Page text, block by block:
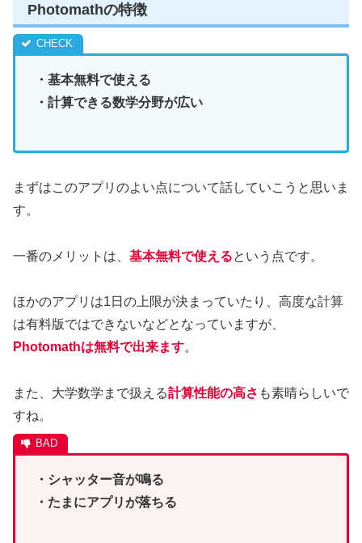
Photomathの特徴
・基本無料で使える
・計算できる数学分野が広い
まずはこのアプリのよい点について話していこうと思いま
す。
一番のメリットは、 基本無料で使えるという点です。
ほかのアプリは1日の上限が決まっていたり、高度な計算
は有料版ではできないなどとなっていますが、
Photomathは無料で出来ます。
また、大学数学まで扱える計算性能の高さ も素晴らしいで
すね。
・シャッター音が鳴る
・たまにアプリが落ちる